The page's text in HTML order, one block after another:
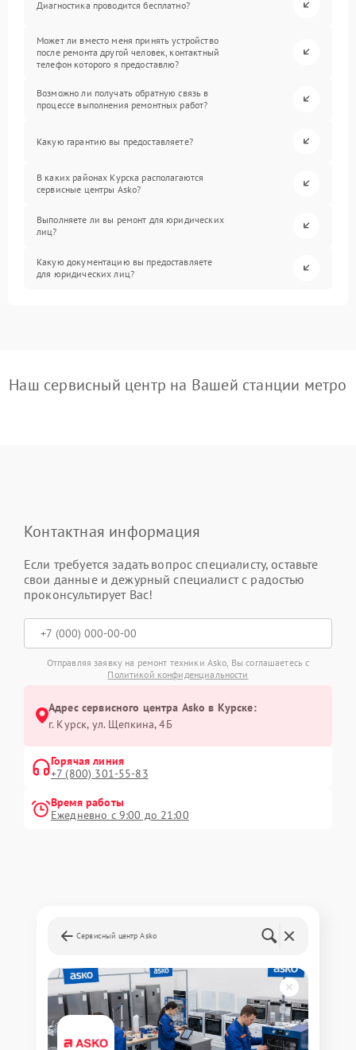
Диагностика проводится бесплатно?
Может ли вместо меня принять устройство
после ремонта другой человек, контактный
телефон которого я предоставлю?
Возможно ли получать обратную связь в
процессе выполнения ремонтных работ?
Какую гарантию вы предоставляете?
В каких районах Курска располагаются
сервисные центры Asko?
Выполняете ли вы ремонт для юридических
лиц?
Какую документацию вы предоставляете
для юридических лиц?
Наш сервисный центр на Вашей станции метро
Контактная информация
Если требуется задать вопрос специалисту, оставьте
свои данные и дежурный специалист с радостью
проконсультирует Вас!
Отправляя заявку на ремонт техники Asko, Вы соглашаетесь с
Политикой конфиденциальности
Адрес сервисного центра Asko в Курске:
г. Курск, ул. Щепкина, 4Б
Горячая линия
+7 (800) 301-55-83
Время работы
Ежедневно с 9:00 до 21:00
Сервисный центр Asko